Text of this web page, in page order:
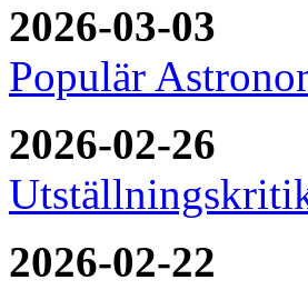
2026-03-03
Populär
2026-02-26
2026-02-22